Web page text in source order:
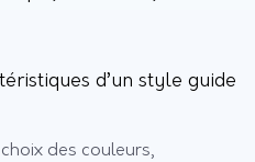
d’un style guide
des couleurs,